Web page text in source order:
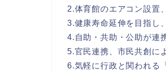
2.体育館のエアコン設置
3.健康寿命延伸を目指し
4.自助・共助・公助が連
5.官民連携、市民共創に
6.気軽に行政と関われる